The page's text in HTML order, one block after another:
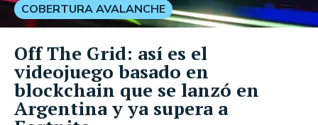
COBERTURA AVALANCHE
Off The Grid: así es el
videojuego basado en
blockchain que se lanzó en
Argentina y ya supera a